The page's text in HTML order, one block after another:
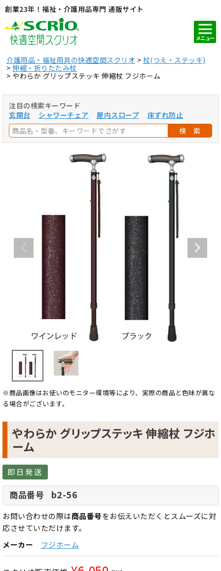
創業23年！福祉・介護用品専門 通販サイト
メニュー
介護用品・福祉用具の快適空間スクリオ
杖(つえ・ステッキ)
伸縮・折りたたみ杖
やわらか グリップステッキ 伸縮杖 フジホーム
注目の検索キーワード
玄関台
シャワーチェア 屋内スロープ
床ずれ防止
検 索
※商品画像はお使いのモニター環境等により、実際の商品と色味が異な
る場合がございます。
やわらか グリップステッキ 伸縮杖 フジホ
ーム
即日発送
商品番号 b2-56
お問い合わせの際は商品番号をお伝えいただくとスムーズに対
応させていただけます。
メーカー
フジホーム